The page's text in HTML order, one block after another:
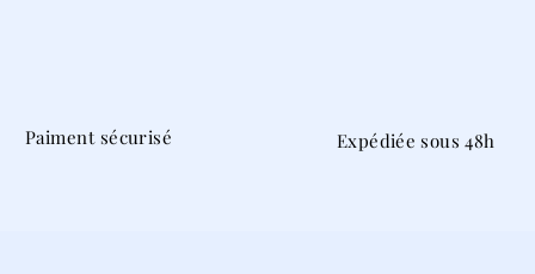
Paiment sécurisé Expédiée sous 48h